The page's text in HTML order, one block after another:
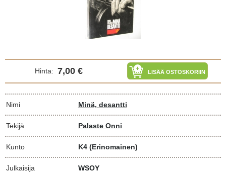
Hinta: 7,00 € LISÄÄ OSTOSKORIIN
Nimi Minä, desantti
Tekijä Palaste Onni
Kunto K4 (Erinomainen)
Julkaisija WSOY